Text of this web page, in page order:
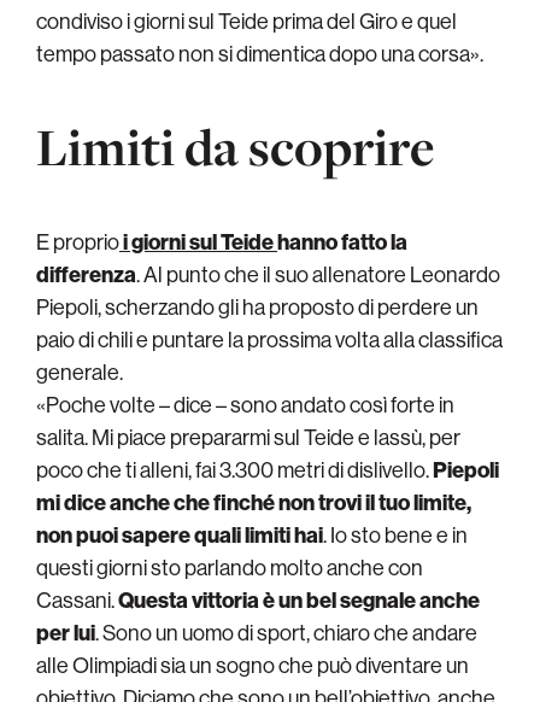
condiviso i giorni sul Teide prima del Giro e quel
tempo passato non si dimentica dopo una corsa».
Limiti da scoprire
E proprioi giorni sul Teidehanno fatto la
differenza. Al punto che il suo allenatore Leonardo
Piepoli, scherzando gli ha proposto di perdere un
paio di chili e puntare la prossima volta alla classifica
generale.
«Poche volte – dice – sono andato così forte in
salita. Mi piace prepararmi sul Teide e lassù, per
poco che ti alleni, fai 3.300 metri di dislivello.Piepoli
mi dice anche che finché non trovi il tuo limite,
non puoi sapere quali limiti hai. Io sto bene e in
questi giorni sto parlando molto anche con
Cassani.Questa vittoria è un bel segnale anche
per lui. Sono un uomo di sport, chiaro che andare
alle Olimpiadi sia un sogno che può diventare un